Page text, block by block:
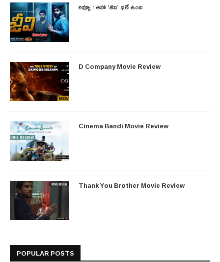
రివ్యూ : ఆహా ‘జీవి’ భలే ఉంది
D Company Movie Review
Cinema Bandi Movie Review
Thank You Brother Movie Review
POPULAR POSTS